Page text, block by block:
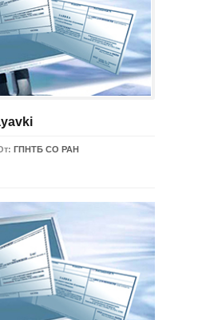
ГПНТБ СО РАН